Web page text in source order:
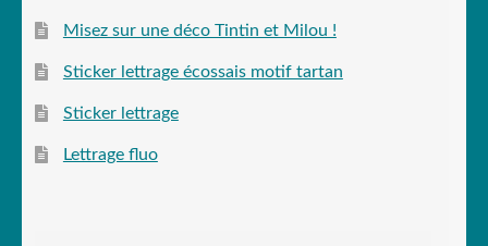
Misez sur une déco Tintin et Milou !
Sticker lettrage écossais motif tartan
Sticker lettrage
Lettrage fluo